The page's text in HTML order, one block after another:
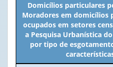
Domicílios particulares
Moradores em domicílios
ocupados em setores
a Pesquisa Urbanística
por tipo de